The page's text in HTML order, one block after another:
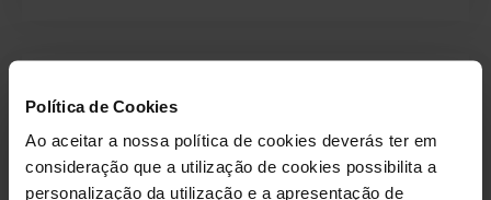
Política de Cookies
Ao aceitar a nossa política de cookies deverás ter em
consideração que a utilização de cookies possibilita a
personalização da utilização e a apresentação de
Mapa de aulas: